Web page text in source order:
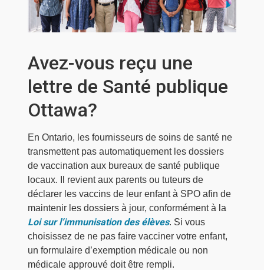
Avez-vous reçu une
lettre de Santé publique
Ottawa?
En Ontario, les fournisseurs de soins de santé ne
transmettent pas automatiquement les dossiers
de vaccination aux bureaux de santé publique
locaux. Il revient aux parents ou tuteurs de
déclarer les vaccins de leur enfant à SPO afin de
maintenir les dossiers à jour, conformément à la
Loi sur l’immunisation des élèves. Si vous
choisissez de ne pas faire vacciner votre enfant,
un formulaire d’exemption médicale ou non
médicale approuvé doit être rempli.